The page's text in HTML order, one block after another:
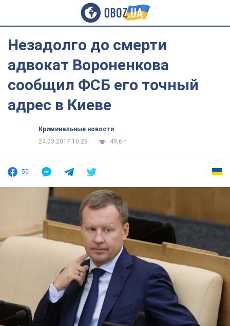
Незадолго до смерти
адвокат Вороненкова
сообщил ФСБ его точный
адрес в Киеве
Криминальные новости
24.03.2017 10:28
49,6 т.
50